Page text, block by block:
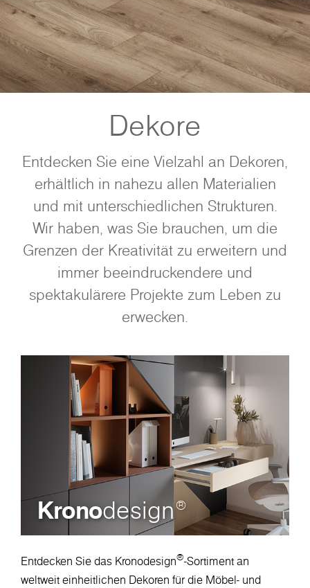
Dekore
Entdecken Sie eine Vielzahl an Dekoren,
erhältlich in nahezu allen Materialien
und mit unterschiedlichen Strukturen.
Wir haben, was Sie brauchen, um die
Grenzen der Kreativität zu erweitern und
immer beeindruckendere und
spektakulärere Projekte zum Leben zu
erwecken.
Kronodesign®
Entdecken Sie das Kronodesign®-Sortiment an
weltweit einheitlichen Dekoren für die Möbel- und